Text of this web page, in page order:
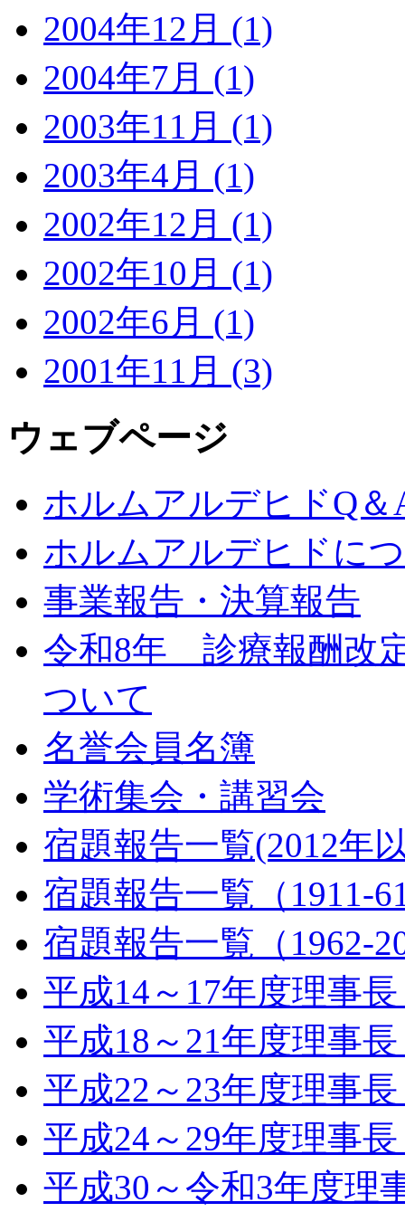
2004年12月 (1)
2004年7月 (1)
2003年11月 (1)
2003年4月 (1)
2002年12月 (1)
2002年10月 (1)
2002年6月 (1)
2001年11月 (3)
ウェブページ
ホルムアルデヒドQ＆
ホルムアルデヒドに
事業報告・決算報告
令和8年 診療報酬改
ついて
名誉会員名簿
学術集会・講習会
宿題報告一覧(2012年
宿題報告一覧（1911-
宿題報告一覧（1962-
平成14～17年度理
平成18～21年度理
平成22～23年度理
平成24～29年度理
平成30～令和3年度